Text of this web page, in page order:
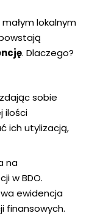
lokalnym
. Dlaczego?
sobie
ilości
ich utylizacją,
na
w BDO.
ewidencja
finansowych.